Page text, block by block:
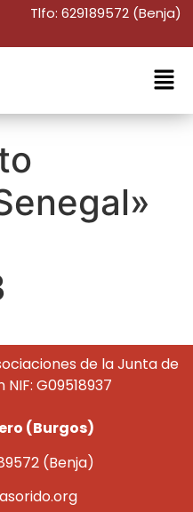
Tlfo: 629189572 (Benja)
de la Junta de
G09518937
(Burgos)
(Benja)